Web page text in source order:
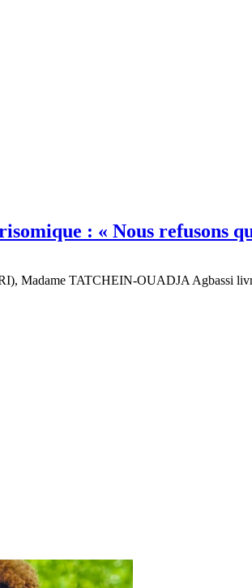
: « Nous refusons
Madame TATCHEIN-OUADJA Agbassi